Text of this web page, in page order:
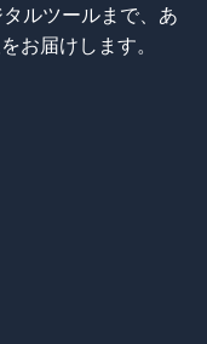
ルツールまで、あ
お届けします。